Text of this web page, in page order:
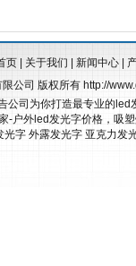
页| 关于我们 新闻中心|
公司 版权所有 http://
公司为你打造最专业的
-户外led发光字价格，吸
光字 外露发光字 亚克力发